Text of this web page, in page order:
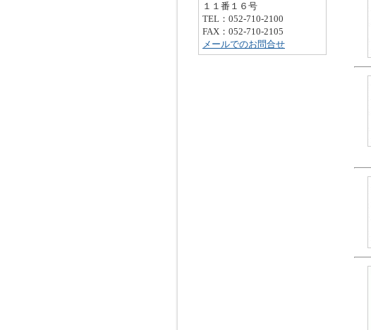
１１番１６号
TEL：052-710-2100
FAX：052-710-2105
メールでのお問合せ